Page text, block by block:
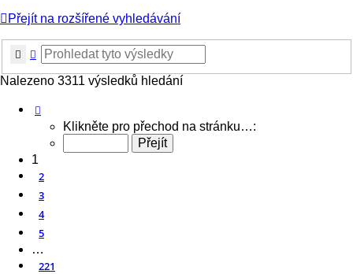
Přejít na rozšířené vyhledávání
HledatPokročilé hledání
Nalezeno 3311 výsledků hledání
Klikněte pro přechod na stránku…:
1
2
3
4
5
…
221